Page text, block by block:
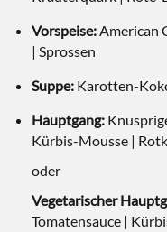
Vorspeise:American
| Sprossen
Suppe: Karotten-
Hauptgang:
Kürbis-Mousse |
oder
Vegetarischer
Tomatensauce |